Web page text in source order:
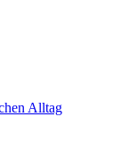
Alltag